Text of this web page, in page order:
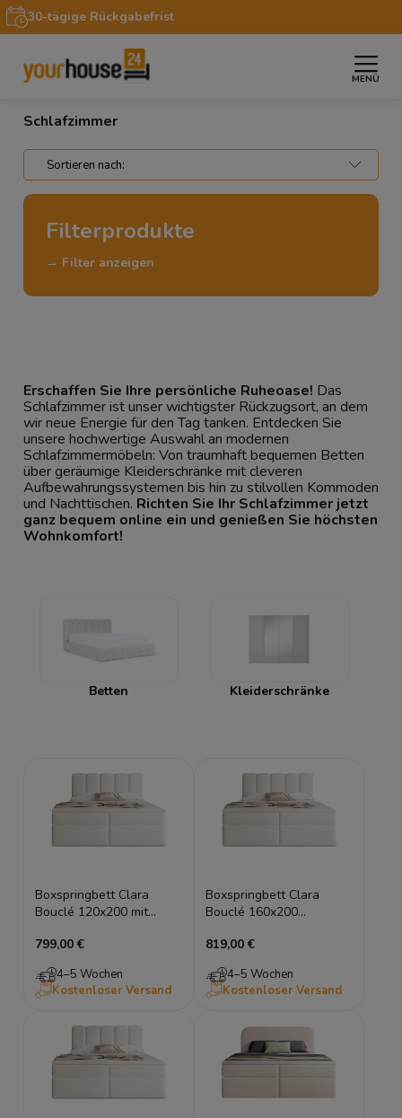
30-tägige Rückgabefrist
MENÜ
Startseite » Wohnbereiche
Schlafzimmer
Filterprodukte
→ Filter anzeigen
Erschaffen Sie Ihre persönliche Ruheoase! Das
Schlafzimmer ist unser wichtigster Rückzugsort, an dem
wir neue Energie für den Tag tanken. Entdecken Sie
unsere hochwertige Auswahl an modernen
Schlafzimmermöbeln: Von traumhaft bequemen Betten
über geräumige Kleiderschränke mit cleveren
Aufbewahrungssystemen bis hin zu stilvollen Kommoden
und Nachttischen. Richten Sie Ihr Schlafzimmer jetzt
ganz bequem online ein und genießen Sie höchsten
Wohnkomfort!
Betten Kleiderschränke
Boxspringbett Clara
Bouclé 120x200 mit
799,00 €
4–5 Wochen
Kostenloser Versand
Boxspringbett Clara
Bouclé 160x200
819,00 €
4–5 Wochen
Kostenloser Versand